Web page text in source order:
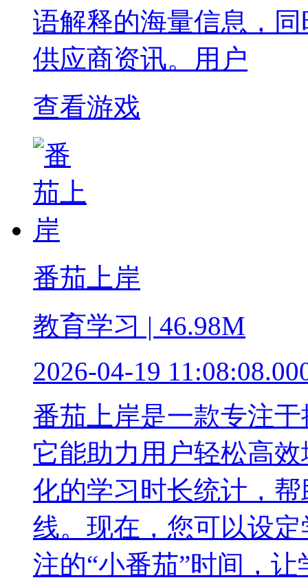
语解释的海量信息，
供应商资讯。用户
查看游戏
番茄上岸
教育学习 | 46.98M
2026-04-19
番茄上岸是一款专注
它能助力用户轻松高
化的学习时长统计，
线。现在，您可以设
注的“小番茄”时间，